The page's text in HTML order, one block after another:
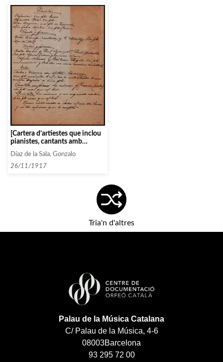
[Cartera d’artiestes que inclou
pianistes, cantants amb
trios, quartets amb piano i
quintets]
Díaz de la Sala, Gonzalo
26/11/1917
Tria'n d'altres
Palau de la Música Catalana
C/ Palau de la Música, 4-6
08003Barcelona
93 295 72 00